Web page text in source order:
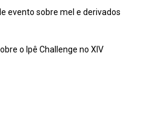
evento sobre mel e derivados
o Ipê Challenge no XIV